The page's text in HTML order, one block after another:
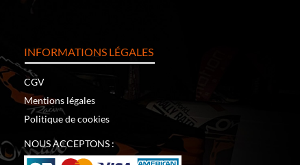
INFORMATIONS LÉGALES
CGV
Mentions légales
Politique de cookies
NOUS ACCEPTONS :